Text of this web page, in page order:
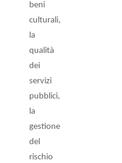
beni
culturali,
la
qualità
dei
servizi
pubblici,
la
gestione
del
rischio